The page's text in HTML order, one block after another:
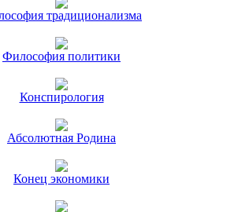
традиционализма
Философия политики
Конспирология
Абсолютная Родина
Конец экономики